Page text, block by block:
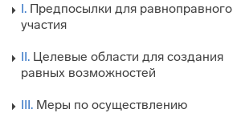
I. Предпосылки для равноправного
участия
II. Целевые области для создания
равных возможностей
III. Меры по осуществлению